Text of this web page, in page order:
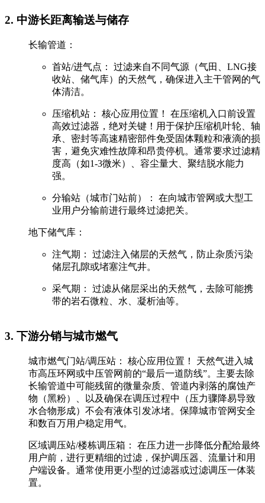
‌2. 中游长距离输送与储存‌
‌长输管道：‌
‌首站/进气点：‌ 过滤来自不同气源（气田、LNG接
收站、储气库）的天然气，确保进入主干管网的气
体清洁。
‌压缩机站：‌ ‌核心应用位置！‌ 在压缩机‌入口前‌设置
高效过滤器，绝对关键！用于保护压缩机叶轮、轴
承、密封等高速精密部件免受固体颗粒和液滴的损
害，避免灾难性故障和昂贵停机。通常要求过滤精
度高（如1-3微米）、容尘量大、聚结脱水能力
强。
‌分输站（城市门站前）：‌ 在向城市管网或大型工
业用户分输前进行最终过滤把关。
‌地下储气库：‌
‌注气期：‌ 过滤注入储层的天然气，防止杂质污染
储层孔隙或堵塞注气井。
‌采气期：‌ 过滤从储层采出的天然气，去除可能携
带的岩石微粒、水、凝析油等。
‌3. 下游分销与城市燃气‌
‌城市燃气门站/调压站：‌ ‌核心应用位置！‌ 天然气进入城
市高压环网或中压管网前的“最后一道防线”。主要去除
长输管道中可能残留的微量杂质、管道内剥落的腐蚀产
物（黑粉）、以及确保在调压过程中（压力骤降易导致
水合物形成）不会有液体引发冰堵。保障城市管网安全
和数百万用户稳定用气。
‌区域调压站/楼栋调压箱：‌ 在压力进一步降低分配给最终
用户前，进行更精细的过滤，保护调压器、流量计和用
户端设备。通常使用更小型的过滤器或过滤调压一体装
置。